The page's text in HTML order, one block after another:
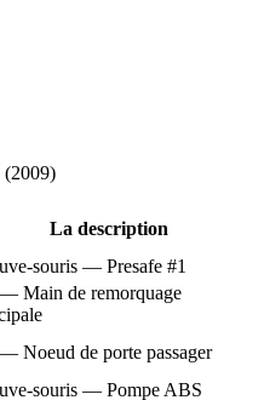
(2009)
La description
souris — Presafe #1
Main de remorquage
Noeud de porte passager
souris — Pompe ABS